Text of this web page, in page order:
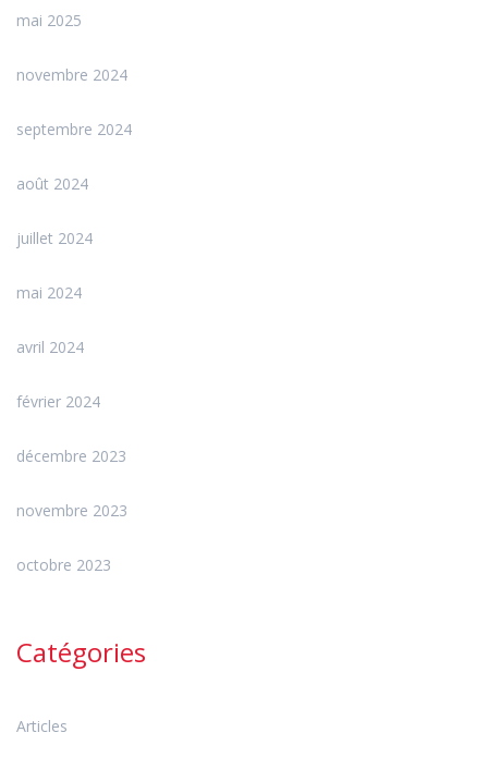
mai 2025
novembre 2024
septembre 2024
août 2024
juillet 2024
mai 2024
avril 2024
février 2024
décembre 2023
novembre 2023
octobre 2023
Catégories
Articles